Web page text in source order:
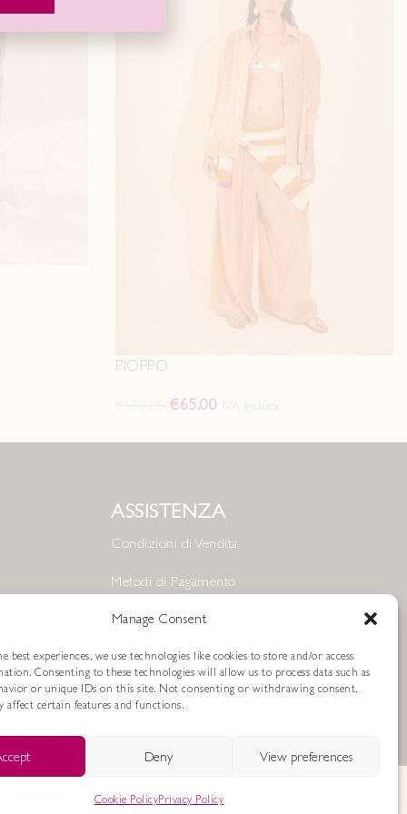
Manage Consent
best experiences, we use technologies like cookies to store and/or access
Consenting to these technologies will allow us to process data such as
or unique IDs on this site. Not consenting or withdrawing consent,
affect certain features and functions.
Deny View preferences
Cookie PolicyPrivacy Policy
PIOPPO
€65.00
ASSISTENZA
Condizioni di Vendita
Metodi di Pagamento
Resi e Rimborsi
Spedizioni
Cookie Policy